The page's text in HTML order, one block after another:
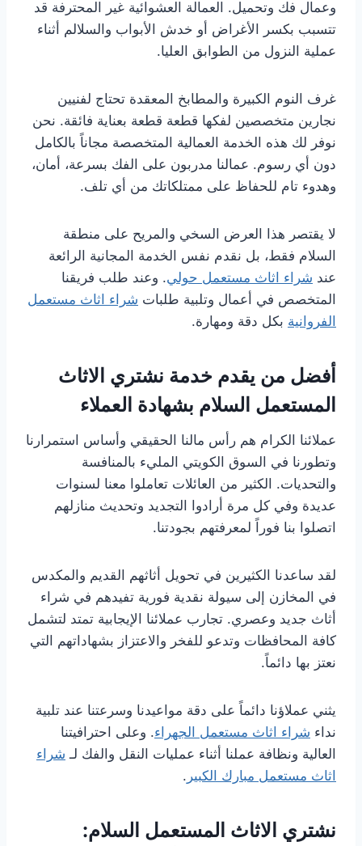
وعمال فك وتحميل. العمالة العشوائية غير المحترفة قد
تتسبب بكسر الأغراض أو خدش الأبواب والسلالم أثناء
عملية النزول من الطوابق العليا.
غرف النوم الكبيرة والمطابخ المعقدة تحتاج لفنيين
نجارين متخصصين لفكها قطعة قطعة بعناية فائقة. نحن
نوفر لك هذه الخدمة العمالية المتخصصة مجاناً بالكامل
دون أي رسوم. عمالنا مدربون على الفك بسرعة، أمان،
وهدوء تام للحفاظ على ممتلكاتك من أي تلف.
لا يقتصر هذا العرض السخي والمريح على منطقة
السلام فقط، بل نقدم نفس الخدمة المجانية الرائعة
عند شراء اثاث مستعمل حولي. وعند طلب فريقنا
المتخصص في أعمال وتلبية طلبات شراء اثاث مستعمل
الفروانية بكل دقة ومهارة.
أفضل من يقدم خدمة نشتري الاثاث
المستعمل السلام بشهادة العملاء
عملائنا الكرام هم رأس مالنا الحقيقي وأساس استمرارنا
وتطورنا في السوق الكويتي المليء بالمنافسة
والتحديات. الكثير من العائلات تعاملوا معنا لسنوات
عديدة وفي كل مرة أرادوا التجديد وتحديث منازلهم
اتصلوا بنا فوراً لمعرفتهم بجودتنا.
لقد ساعدنا الكثيرين في تحويل أثاثهم القديم والمكدس
في المخازن إلى سيولة نقدية فورية تفيدهم في شراء
أثاث جديد وعصري. تجارب عملائنا الإيجابية تمتد لتشمل
كافة المحافظات وتدعو للفخر والاعتزاز بشهاداتهم التي
نعتز بها دائماً.
يثني عملاؤنا دائماً على دقة مواعيدنا وسرعتنا عند تلبية
نداء شراء اثاث مستعمل الجهراء. وعلى احترافيتنا
العالية ونظافة عملنا أثناء عمليات النقل والفك لـ شراء
اثاث مستعمل مبارك الكبير .
نشتري الاثاث المستعمل السلام: